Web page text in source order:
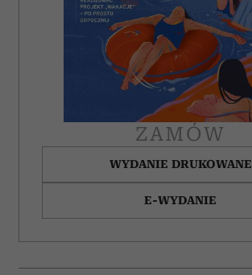
ZAMÓW
WYDANIE DRUKOWANE
E-WYDANIE